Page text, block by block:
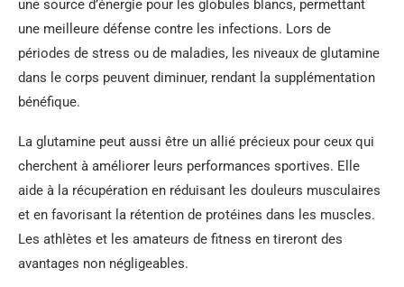
une source d’énergie pour les globules blancs, permettant
une meilleure défense contre les infections. Lors de
périodes de stress ou de maladies, les niveaux de glutamine
dans le corps peuvent diminuer, rendant la supplémentation
bénéfique.
La glutamine peut aussi être un allié précieux pour ceux qui
cherchent à améliorer leurs performances sportives. Elle
aide à la récupération en réduisant les douleurs musculaires
et en favorisant la rétention de protéines dans les muscles.
Les athlètes et les amateurs de fitness en tireront des
avantages non négligeables.